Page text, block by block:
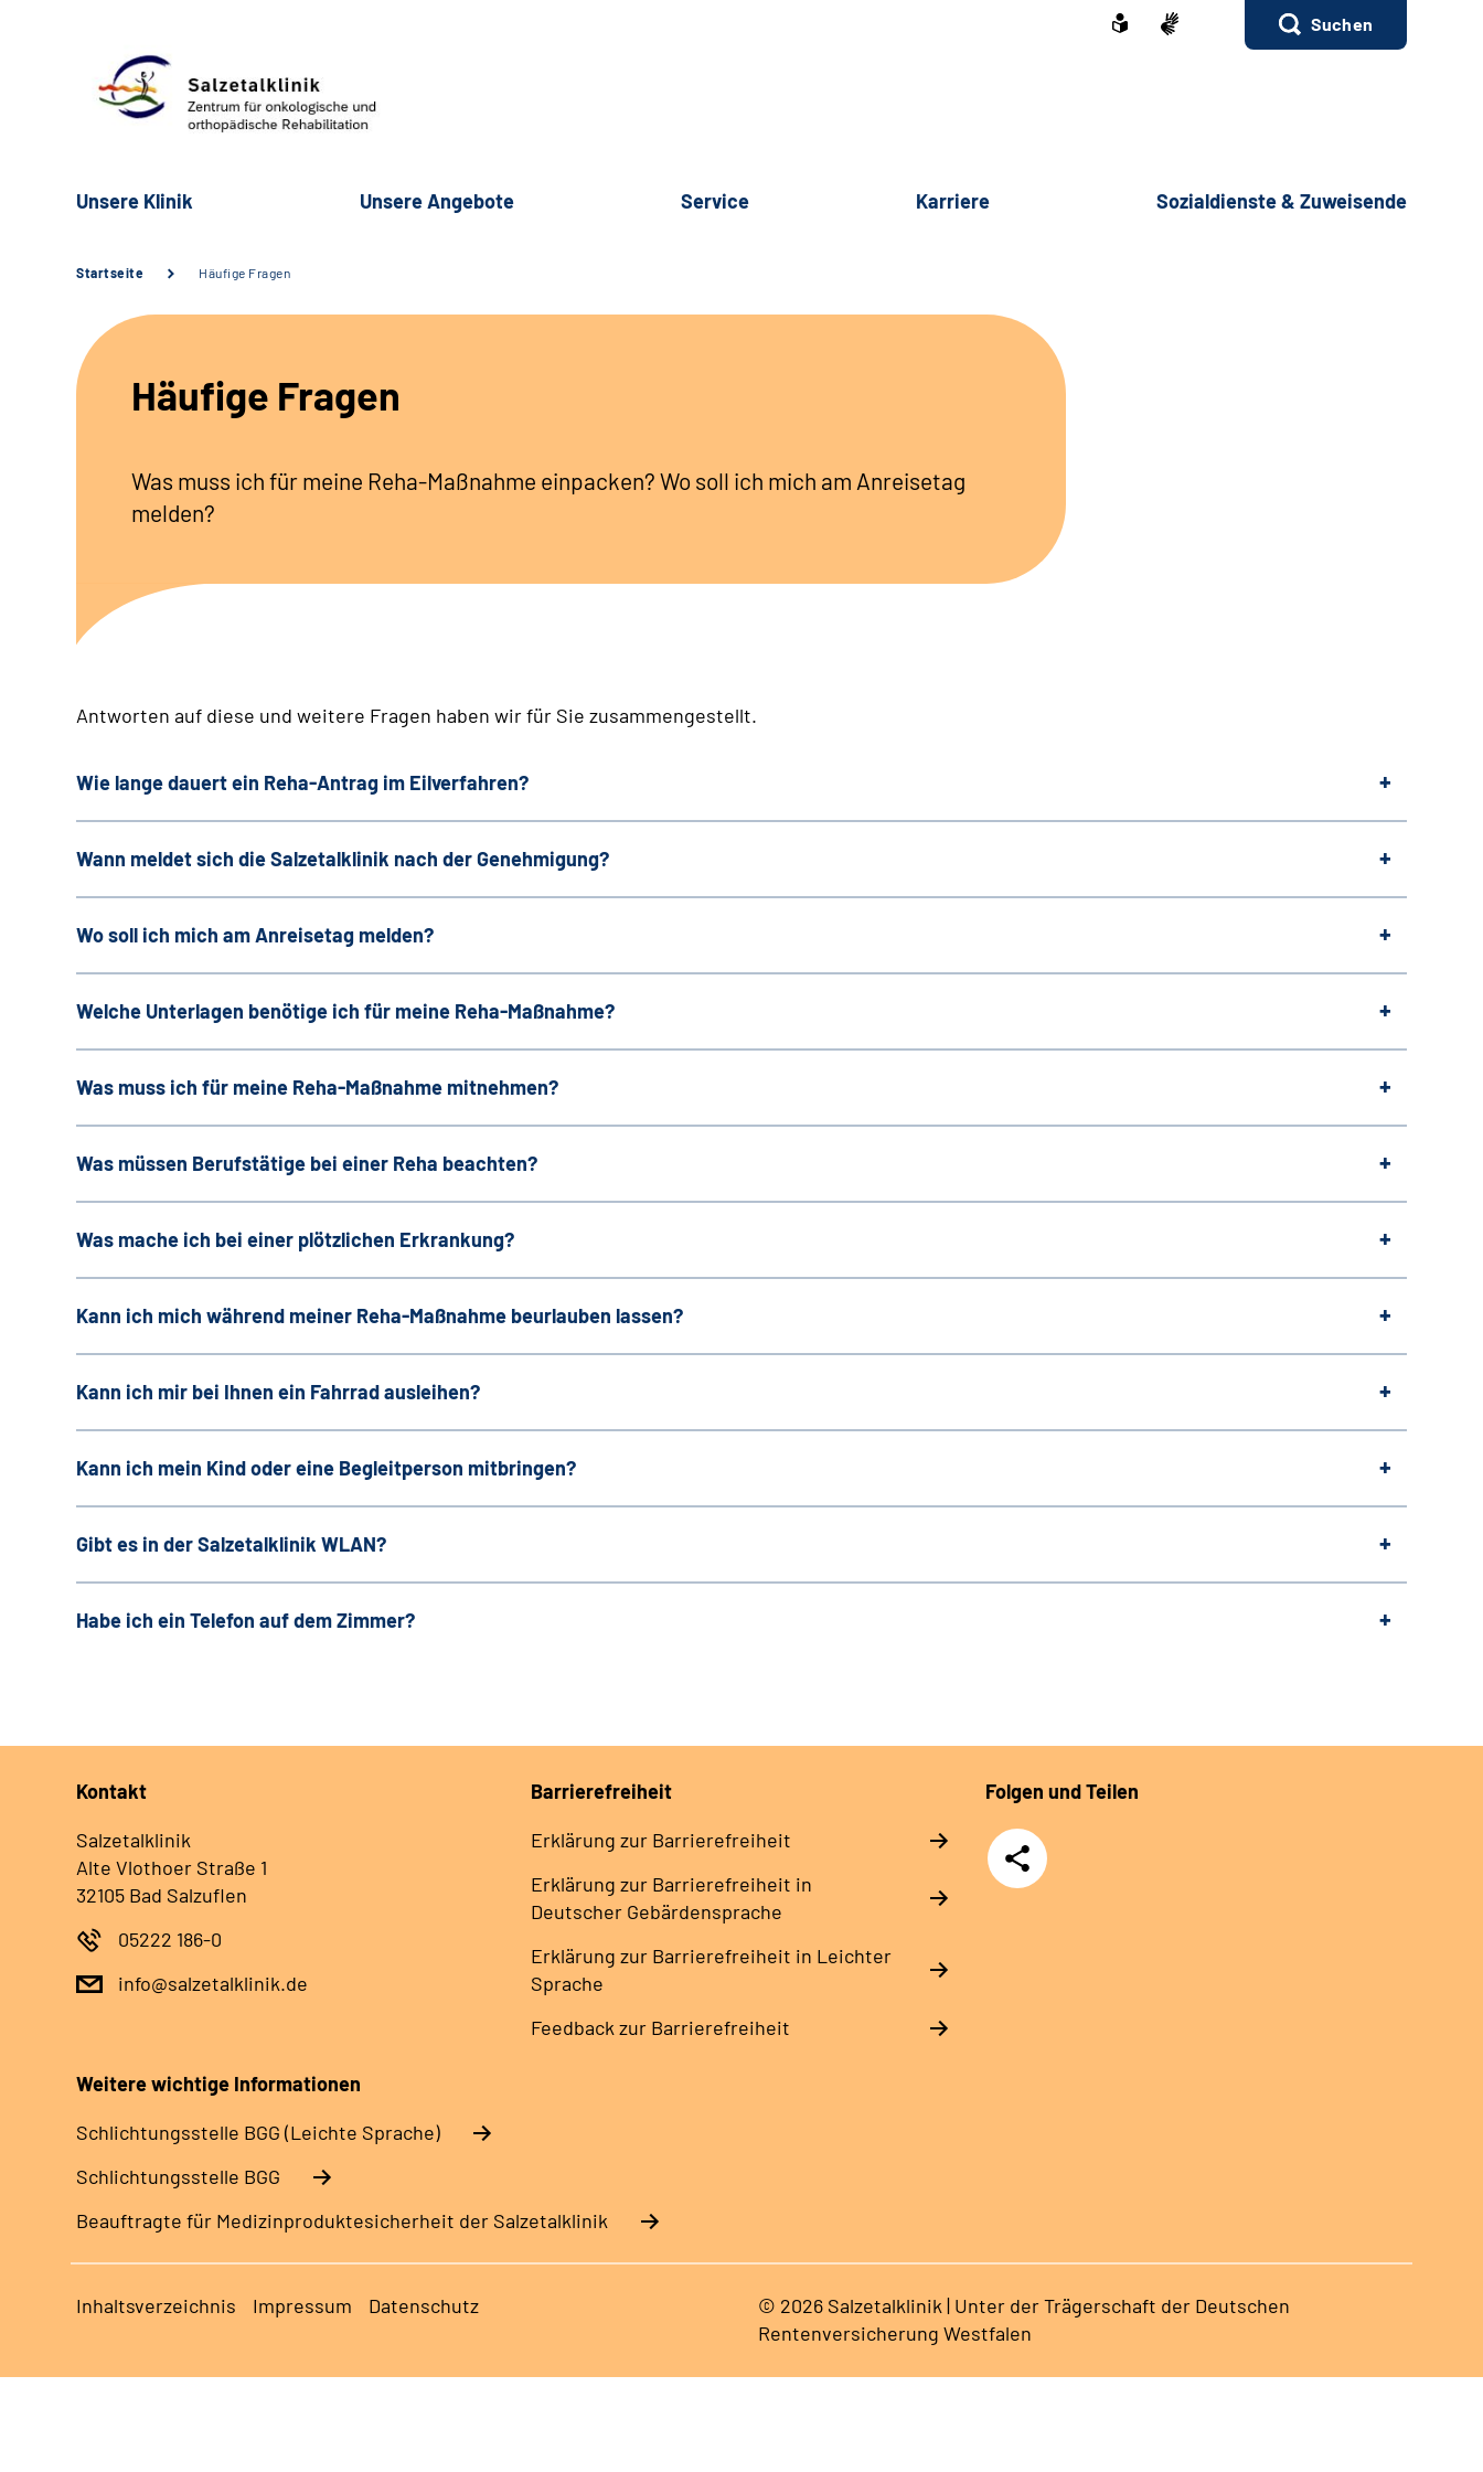
Suchen
Unsere Klinik Unsere Angebote Service Karriere Sozialdienste & Zuweisende
Startseite Häufige Fragen
Häufige Fragen
Was muss ich für meine Reha-Maßnahme einpacken? Wo soll ich mich am Anreisetag
melden?
Antworten auf diese und weitere Fragen haben wir für Sie zusammengestellt.
Wie lange dauert ein Reha-Antrag im Eilverfahren?
Wann meldet sich die Salzetalklinik nach der Genehmigung?
Wo soll ich mich am Anreisetag melden?
Welche Unterlagen benötige ich für meine Reha-Maßnahme?
Was muss ich für meine Reha-Maßnahme mitnehmen?
Was müssen Berufstätige bei einer Reha beachten?
Was mache ich bei einer plötzlichen Erkrankung?
Kann ich mich während meiner Reha-Maßnahme beurlauben lassen?
Kann ich mir bei Ihnen ein Fahrrad ausleihen?
Kann ich mein Kind oder eine Begleitperson mitbringen?
Gibt es in der Salzetalklinik WLAN?
Habe ich ein Telefon auf dem Zimmer?
Kontakt
Salzetalklinik
Alte Vlothoer Straße 1
32105 Bad Salzuflen
05222 186-0
info@salzetalklinik.de
Barrierefreiheit
Erklärung zur Barrierefreiheit
Erklärung zur Barrierefreiheit in
Deutscher Gebärdensprache
Erklärung zur Barrierefreiheit in Leichter
Sprache
Feedback zur Barrierefreiheit
Folgen und Teilen
Teilen
Weitere wichtige Informationen
Schlich­tungs­stel­le BGG (Leichte Sprache)
Schlich­tungs­stel­le BGG
Beauftragte für Medizinproduktesicherheit der Salzetalklinik
Inhaltsverzeichnis Impressum Datenschutz
© 2026 Salzetalklinik | Unter der Trägerschaft der Deutschen
Rentenversicherung Westfalen